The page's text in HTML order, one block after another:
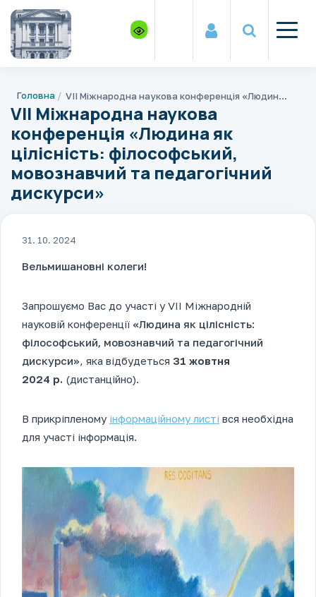
Головна VIІ Міжнародна наукова конференція «Людина як цілісність: філософський, мовознавчий та педагогічний дискурси»
VIІ Міжнародна наукова
конференція «Людина як
цілісність: філософський,
мовознавчий та педагогічний
дискурси»
31. 10. 2024
Вельмишановні колеги!
Запрошуємо Вас до участі у VIІ Міжнародній
науковій конференції «Людина як цілісність:
філософський, мовознавчий та педагогічний
дискурси», яка відбудеться 31 жовтня
2024 р. (дистанційно).
В прикріпленому інформаційному листі вся необхідна
для участі інформація.